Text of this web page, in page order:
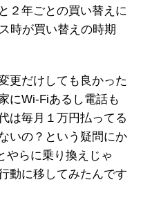
２年ごとの買い替えに
時が買い替えの時期
更だけしても良かった
にWi-Fiあるし電話も
は毎月１万円払ってる
いの？という疑問にか
やらに乗り換えじゃ
動に移してみたんです